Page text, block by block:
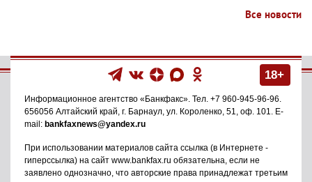
Все новости
18+
Информационное агентство «Банкфакс». Тел. +7 960-945-96-96.
656056 Алтайский край, г. Барнаул, ул. Короленко, 51, оф. 101. E-
mail: bankfaxnews@yandex.ru
При использовании материалов сайта ссылка (в Интернете -
гиперссылка) на сайт www.bankfax.ru обязательна, если не
заявлено однозначно, что авторские права принадлежат третьим